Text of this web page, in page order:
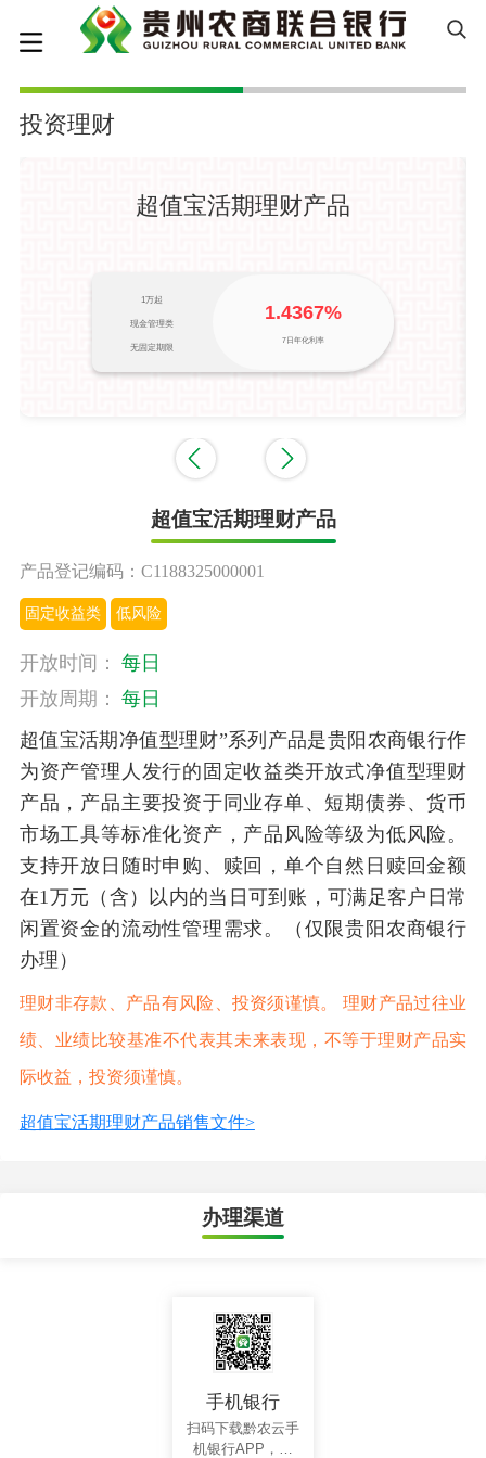
投资理财
超值宝活期理财产品
1万起
现金管理类
无固定期限
1.4367%
7日年化利率
超值宝活期理财产品
产品登记编码：C1188325000001
固定收益类 低风险
开放时间： 每日
开放周期： 每日
超值宝活期净值型理财”系列产品是贵阳农商银行作
为资产管理人发行的固定收益类开放式净值型理财
产品，产品主要投资于同业存单、短期债券、货币
市场工具等标准化资产，产品风险等级为低风险。
支持开放日随时申购、赎回，单个自然日赎回金额
在1万元（含）以内的当日可到账，可满足客户日常
闲置资金的流动性管理需求。（仅限贵阳农商银行
办理）
理财非存款、产品有风险、投资须谨慎。 理财产品过往业
绩、业绩比较基准不代表其未来表现，不等于理财产品实
际收益，投资须谨慎。
超值宝活期理财产品销售文件>
办理渠道
手机银行
扫码下载黔农云手
机银行APP，轻